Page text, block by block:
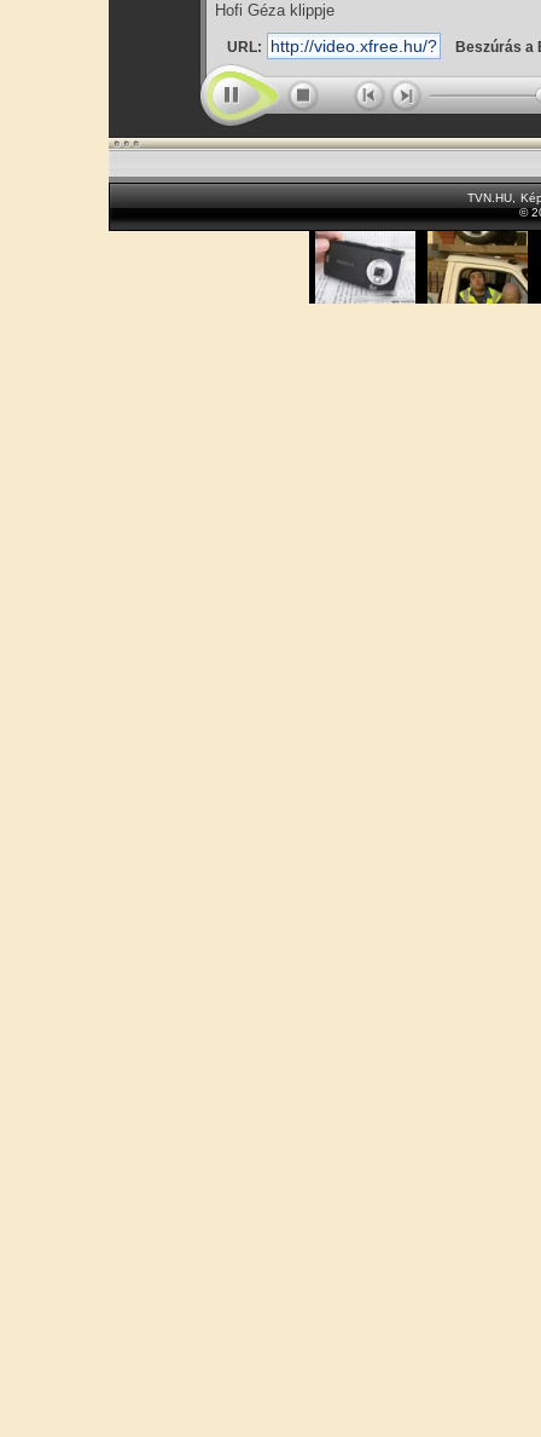
Hofi Géza klippje
URL: Beszúrás a
TVN.HU
©